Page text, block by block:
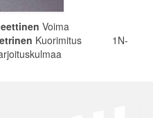
Voima
Kuorimitus 1N-